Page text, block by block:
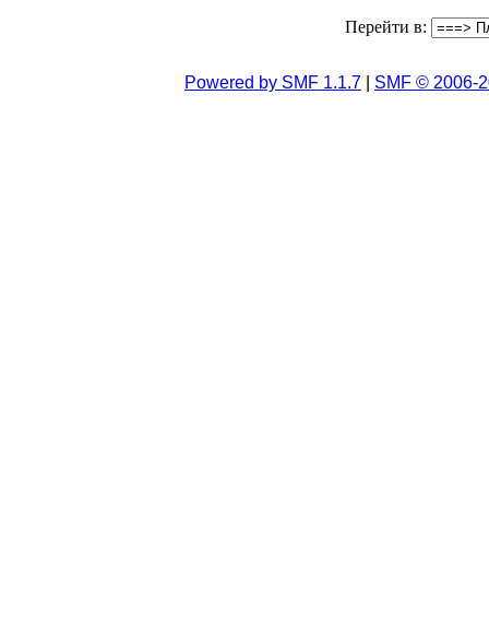
Перейти в:
Powered by SMF 1.1.7 SMF © 2006-